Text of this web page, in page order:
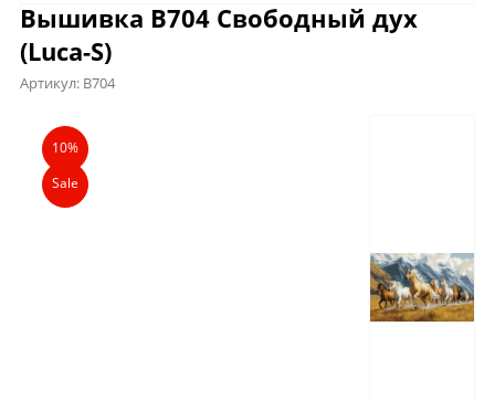
Вышивка B704 Свободный дух
(Luca-S)
Артикул: B704
Описание
10%
Sale